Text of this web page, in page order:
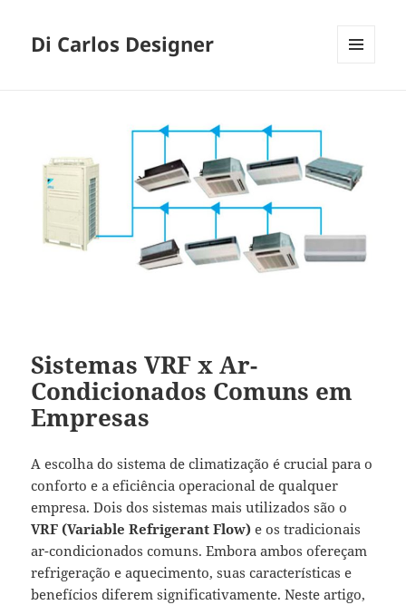
Di Carlos Designer
Sistemas VRF x Ar-
Condicionados Comuns em
Empresas
A escolha do sistema de climatização é crucial para o
conforto e a eficiência operacional de qualquer
empresa. Dois dos sistemas mais utilizados são o
VRF (Variable Refrigerant Flow) e os tradicionais
ar-condicionados comuns. Embora ambos ofereçam
refrigeração e aquecimento, suas características e
benefícios diferem significativamente. Neste artigo,